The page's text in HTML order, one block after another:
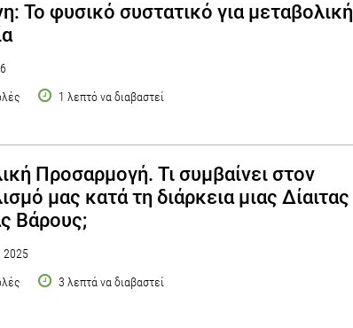
Το φυσικό συστατικό για μεταβολική
1 λεπτό να διαβαστεί
Προσαρμογή. Τι συμβαίνει στον
μας κατά τη διάρκεια μιας Δίαιτας
Βάρους;
2025
3 λεπτά να διαβαστεί